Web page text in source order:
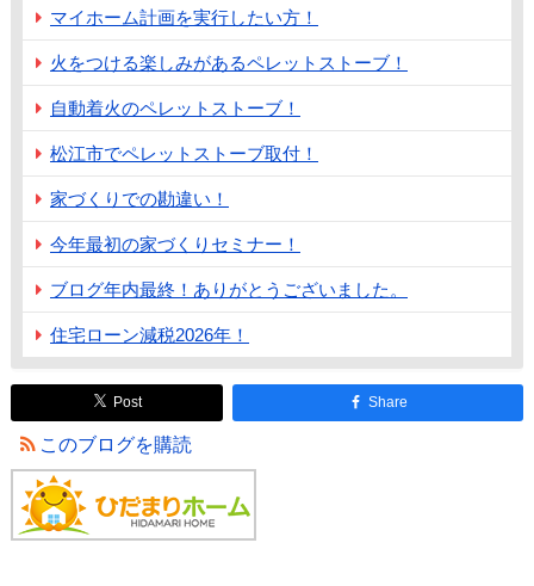
マイホーム計画を実行したい方！
火をつける楽しみがあるペレットストーブ！
自動着火のペレットストーブ！
松江市でペレットストーブ取付！
家づくりでの勘違い！
今年最初の家づくりセミナー！
ブログ年内最終！ありがとうございました。
住宅ローン減税2026年！
Post Share
このブログを購読